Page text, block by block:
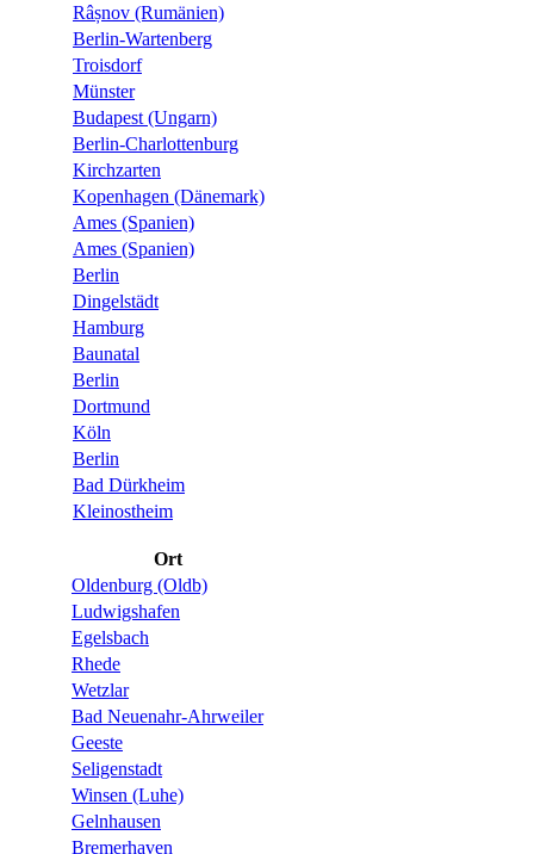
Râșnov (Rumänien)
Berlin-Wartenberg
Troisdorf
Münster
Budapest (Ungarn)
Berlin-Charlottenburg
Kirchzarten
Kopenhagen (Dänemark)
Ames (Spanien)
Ames (Spanien)
Berlin
Dingelstädt
Hamburg
Baunatal
Berlin
Dortmund
Köln
Berlin
Bad Dürkheim
Kleinostheim
Ort
Oldenburg (Oldb)
Ludwigshafen
Egelsbach
Rhede
Wetzlar
Bad Neuenahr-Ahrweiler
Geeste
Seligenstadt
Winsen (Luhe)
Gelnhausen
Bremerhaven